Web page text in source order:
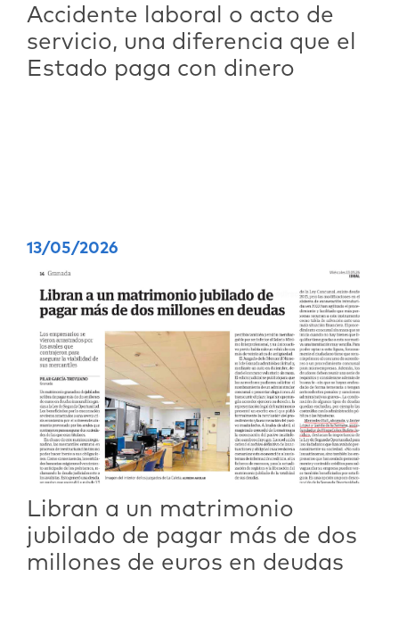
Accidente laboral o acto de
servicio, una diferencia que el
Estado paga con dinero
13/05/2026
Libran a un matrimonio
jubilado de pagar más de dos
millones de euros en deudas